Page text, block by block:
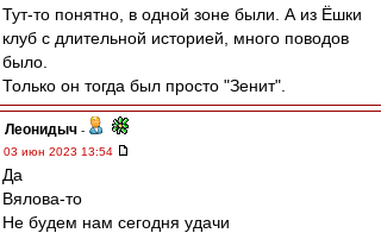
Тут-то понятно, в одной зоне были. А из Ёшки
клуб с длительной историей, много поводов
было.
Только он тогда был просто "Зенит".
Леонидыч -
03 июн 2023 13:54
Да
Вялова-то
Не будем нам сегодня удачи